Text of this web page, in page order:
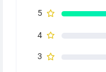
5
4
3